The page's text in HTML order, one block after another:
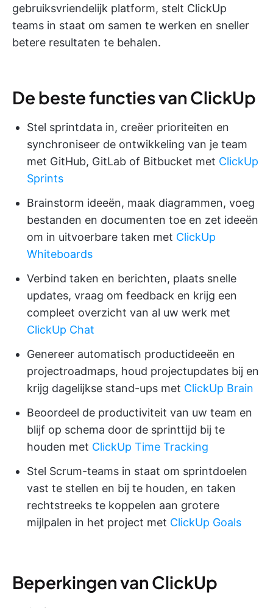
gebruiksvriendelijk platform, stelt ClickUp
teams in staat om samen te werken en sneller
betere resultaten te behalen.
De beste functies van ClickUp
Stel sprintdata in, creëer prioriteiten en
synchroniseer de ontwikkeling van je team
met GitHub, GitLab of Bitbucket met ClickUp
Sprints
Brainstorm ideeën, maak diagrammen, voeg
bestanden en documenten toe en zet ideeën
om in uitvoerbare taken met ClickUp
Whiteboards
Verbind taken en berichten, plaats snelle
updates, vraag om feedback en krijg een
compleet overzicht van al uw werk met
ClickUp Chat
Genereer automatisch productideeën en
projectroadmaps, houd projectupdates bij en
krijg dagelijkse stand-ups met ClickUp Brain
Beoordeel de productiviteit van uw team en
blijf op schema door de sprinttijd bij te
houden met ClickUp Time Tracking
Stel Scrum-teams in staat om sprintdoelen
vast te stellen en bij te houden, en taken
rechtstreeks te koppelen aan grotere
mijlpalen in het project met ClickUp Goals
Beperkingen van ClickUp